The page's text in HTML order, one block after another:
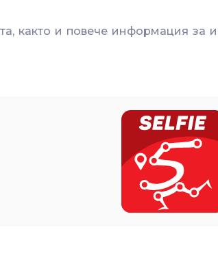
както и повече информация